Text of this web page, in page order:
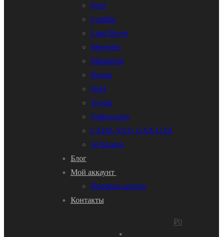
Ford
Cadillac
Land Rover
Mercedes
Mitsubishi
Nissan
Opel
Toyota
Volkswagen
LADA-VAZ- GAZ-UAZ
3d Колеса
Блог
Мой аккаунт
Профиль автора
Контакты
₽0